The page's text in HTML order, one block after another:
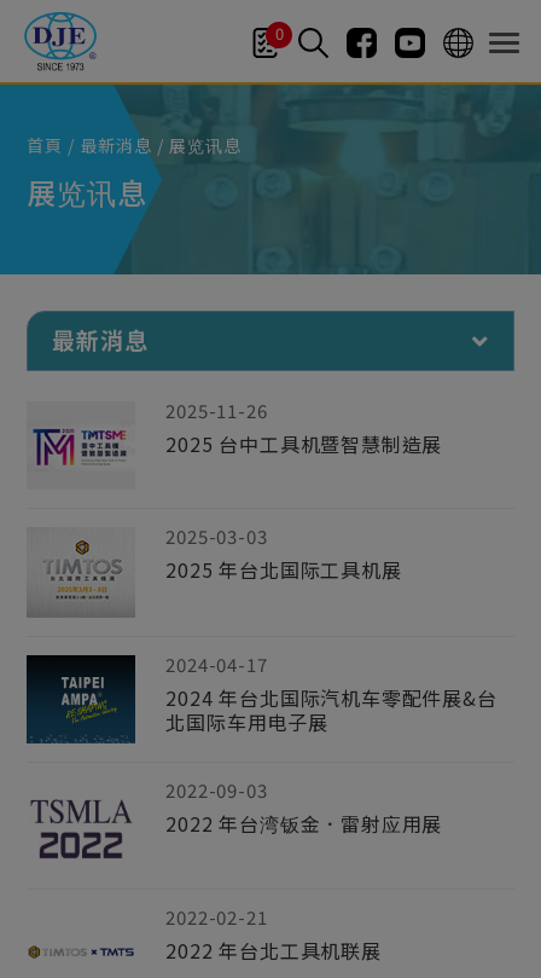
0
首頁 最新消息 展览讯息
展览讯息
最新消息
2025-11-26
2025 台中工具机暨智慧制造展
2025-03-03
2025 年台北国际工具机展
2024-04-17
2024 年台北国际汽机车零配件展&台
北国际车用电子展
2022-09-03
2022 年台湾钣金．雷射应用展
2022-02-21
2022 年台北工具机联展
Cookie管理面板